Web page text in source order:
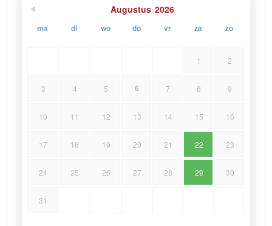
Augustus 2026
ma di wo do vr za zo
1 2
3 4 5 6 7 8 9
10 11 12 13 14 15 16
17 18 19 20 21 22 23
24 25 26 27 28 29 30
31